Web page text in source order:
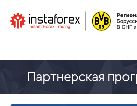
Партнерская